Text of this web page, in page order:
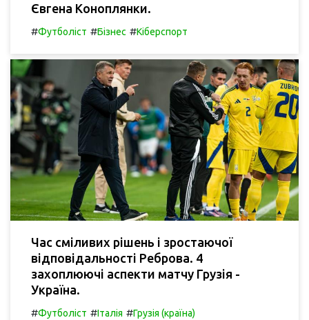
Євгена Коноплянки.
#Футболіст #Бізнес #Кіберспорт
Час сміливих рішень і зростаючої
відповідальності Реброва. 4
захоплюючі аспекти матчу Грузія -
Україна.
#Футболіст #Італія #Грузія (країна)